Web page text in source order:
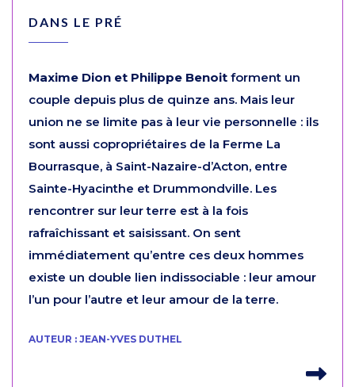
DANS LE PRÉ
Maxime Dion et Philippe Benoit forment un
couple depuis plus de quinze ans. Mais leur
union ne se limite pas à leur vie personnelle : ils
sont aussi copropriétaires de la Ferme La
Bourrasque, à Saint-Nazaire-d’Acton, entre
Sainte-Hyacinthe et Drummondville. Les
rencontrer sur leur terre est à la fois
rafraîchissant et saisissant. On sent
immédiatement qu’entre ces deux hommes
existe un double lien indissociable : leur amour
l’un pour l’autre et leur amour de la terre.
AUTEUR : JEAN-YVES DUTHEL